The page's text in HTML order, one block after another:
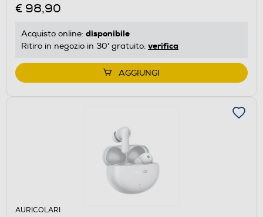
€ 98,90
Acquisto online: disponibile
Ritiro in negozio in 30' gratuito: verifica
AGGIUNGI
AURICOLARI